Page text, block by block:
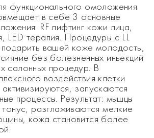
функционального омоложения
в себе 3 основные
RF лифтинг кожи лица,
LED терапия. Процедуры с LL
вашей коже молодость,
без болезненных иньекций
салонных процедур. В
воздействия клетки
запускаются
процессы. Результат: мышцы
разглаживаются мелкие
кожа становится более